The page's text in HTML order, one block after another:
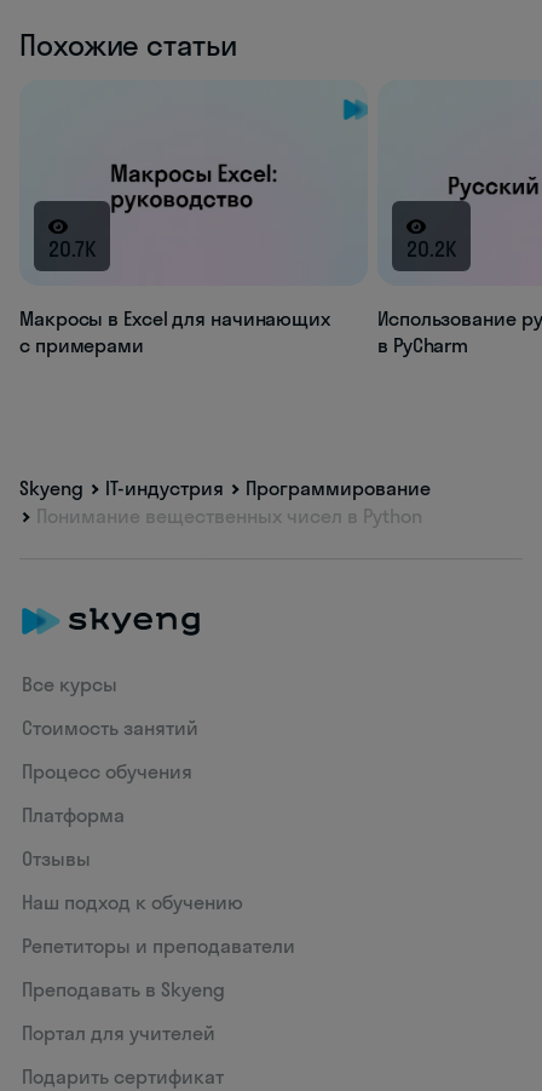
Похожие статьи
20.7K
Макросы в Excel для начинающих
с примерами
20.2K
Использование
в PyCharm
Skyeng IT-индустрия
Программирование
Понимание вещественных чисел в Python
Все курсы
Стоимость занятий
Процесс обучения
Платформа
Отзывы
Наш подход к обучению
Репетиторы и преподаватели
Преподавать в Skyeng
Портал для учителей
Подарить сертификат